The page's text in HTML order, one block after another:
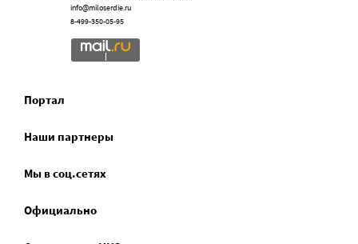
info@miloserdie.ru
8-499-350-05-95
Портал
Наши партнеры
Мы в соц.сетях
Официально